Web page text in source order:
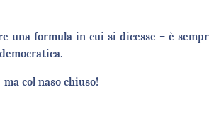
una formula in cui si dicesse – è
col naso chiuso!